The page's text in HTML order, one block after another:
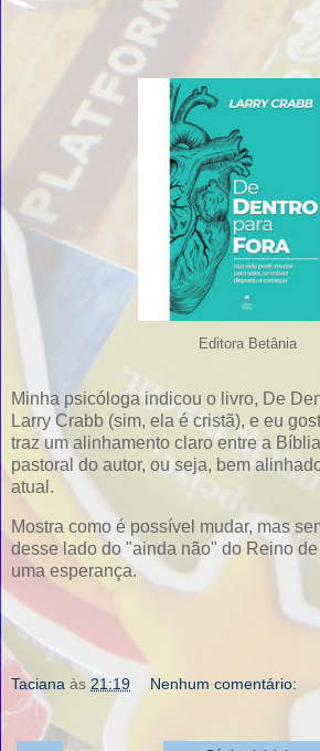
Editora Betânia
Minha psicóloga indicou o livro, De
Larry Crabb (sim, ela é cristã), e eu
traz um alinhamento claro entre a
pastoral do autor, ou seja, bem
atual.
Mostra como é possível mudar, mas
desse lado do "ainda não" do Reino
uma esperança.
Taciana às 21:19 Nenhum comentário: